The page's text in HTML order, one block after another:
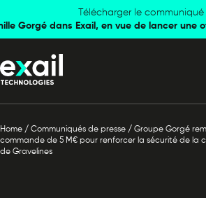
navigation
content
Télécharger le communiqué
Gorgé dans Exail, en vue de lancer une
Home / Communiqués de presse / Groupe Gorgé
commande de 5 M€ pour renforcer la sécurité de la
de Gravelines